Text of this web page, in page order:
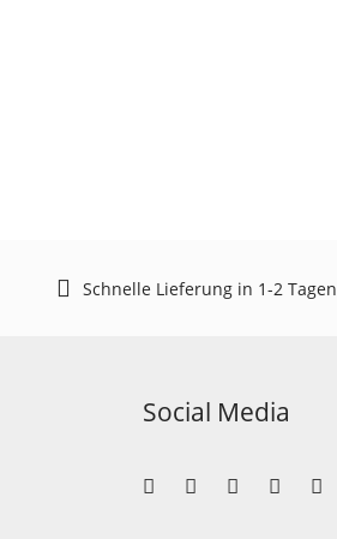
Schnelle Lieferung in 1-2 Tagen
Social Media